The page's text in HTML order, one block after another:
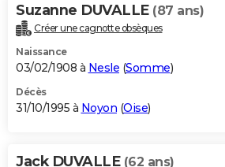
Suzanne DUVALLE (87 ans)
Créer une cagnotte obsèques
Naissance
03/02/1908 à Nesle (Somme)
Décès
31/10/1995 à Noyon (Oise)
Jack DUVALLE (62 ans)